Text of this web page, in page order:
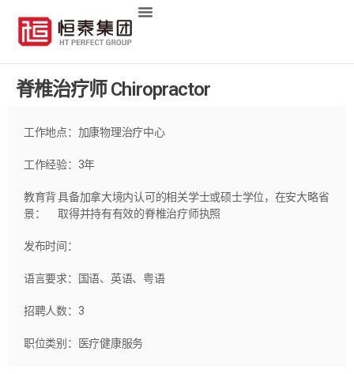
脊椎治疗师 Chiropractor
工作地点： 加康物理治疗中心
工作经验： 3年
教育背
景：
具备加拿大境内认可的相关学士或硕士学位，在安大略省
取得并持有有效的脊椎治疗师执照
发布时间：
语言要求： 国语、英语、粤语
招聘人数： 3
职位类别： 医疗健康服务